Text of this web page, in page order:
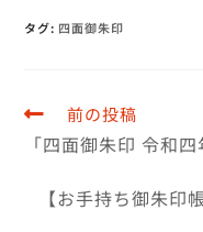
タグ: 四面御朱印
前の投稿
「四面御朱印 令和
【お手持ち御朱